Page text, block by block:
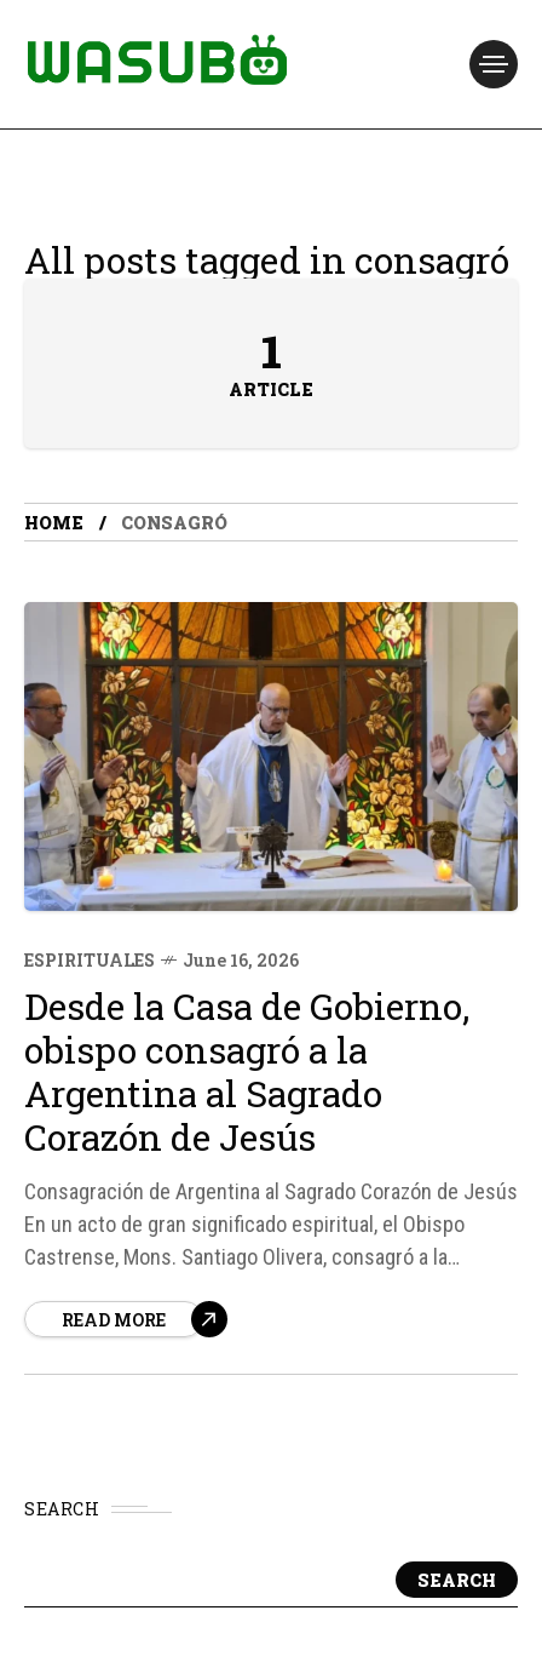
All posts tagged in consagró
1
ARTICLE
HOME CONSAGRÓ
ESPIRITUALES June 16, 2026
Desde la Casa de Gobierno,
obispo consagró a la
Argentina al Sagrado
Corazón de Jesús
Consagración de Argentina al Sagrado Corazón de Jesús
En un acto de gran significado espiritual, el Obispo
Castrense, Mons. Santiago Olivera, consagró a la
misa especial celebrada en la capilla Cristo Rey, ubicada
READ MORE
SEARCH
SEARCH